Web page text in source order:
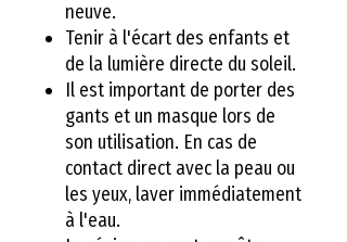
neuve.
Tenir à l'écart des enfants et
de la lumière directe du soleil.
Il est important de porter des
gants et un masque lors de
son utilisation. En cas de
contact direct avec la peau ou
les yeux, laver immédiatement
à l'eau.